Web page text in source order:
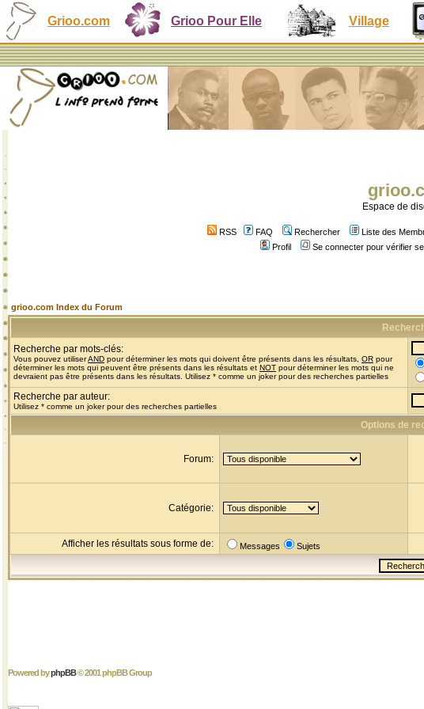
Grioo.com Grioo Pour Elle Village
Espace de
RSS FAQ Rechercher Liste des
Profil
Se connecter pour vérifier
grioo.com Index du Forum
Recherche par mots-clés:
Vous pouvez utiliserAND pour déterminer les mots qui doivent être présents dans les résultats, OR pour
déterminer les mots qui peuvent être présents dans les résultats et NOT pour déterminer les mots qui ne
devraient pas être présents dans les résultats. Utilisez * comme un joker pour des recherches partielles
Recherche par auteur:
Utilisez * comme un joker pour des recherches partielles
Options de
Forum:
Catégorie:
Afficher les résultats sous forme de: Messages Sujets
Powered byphpBB© 2001 phpBB Group